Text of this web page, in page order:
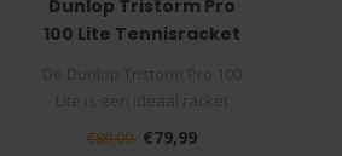
Dunlop Tristorm Pro
100 Lite Tennisracket
voor de beginnende tennis
€89,99 €79,99